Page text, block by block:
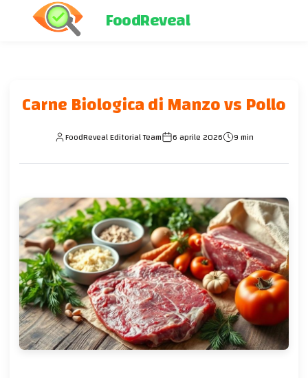
FoodReveal
Carne Biologica di Manzo vs Pollo
FoodReveal Editorial Team 6 aprile 2026 9 min